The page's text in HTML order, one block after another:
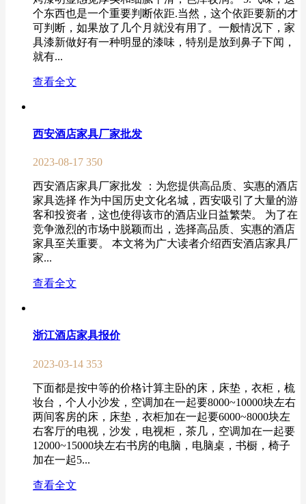
个东西也是一个重要判断依距.当然，这个依距要新的才
可判断，如果放了几个月就没有用了。一般情况下，家
具漆新做好有一种明显的漆味，特别是放到鼻子下闻，
就有...
查看全文
西安酒店家具厂家批发
2023-08-17 350
西安酒店家具厂家批发 ：为您提供高品质、实惠的酒店
家具选择 作为中国历史文化名城，西安吸引了大量的游
客和投资者，这也使得该市的酒店业日益繁荣。 为了在
竞争激烈的市场中脱颖而出，选择高品质、实惠的酒店
家具至关重要。 本文将为广大读者介绍西安酒店家具厂
家...
查看全文
浙江酒店家具报价
2023-03-14 353
下面都是按中等的价格计算主卧的床，床垫，衣柜，梳
妆台，个人小沙发，空调加在一起要8000~10000块左右
两间客房的床，床垫，衣柜加在一起要6000~8000块左
右客厅的电视，沙发，电视柜，茶几，空调加在一起要
12000~15000块左右书房的电脑，电脑桌，书橱，椅子
加在一起5...
查看全文